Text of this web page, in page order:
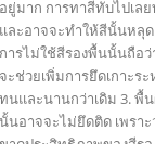
อยู่มาก การทาสีทับไปเล
และอาจจะทำให้สีนั้นหลุ
การไม่ใช้สีรองพื้นนั้นถือว่
จะช่วยเพิ่มการยึดเกาะ
ทนและนานกว่าเดิม 3. พื้
นั้นอาจจะไม่ยึดติด เพรา